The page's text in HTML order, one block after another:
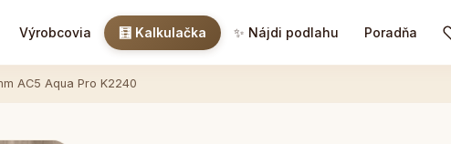
Výrobcovia 🧮 Kalkulačka ✨ Nájdi podlahu Poradňa
AC5 Aqua Pro K2240